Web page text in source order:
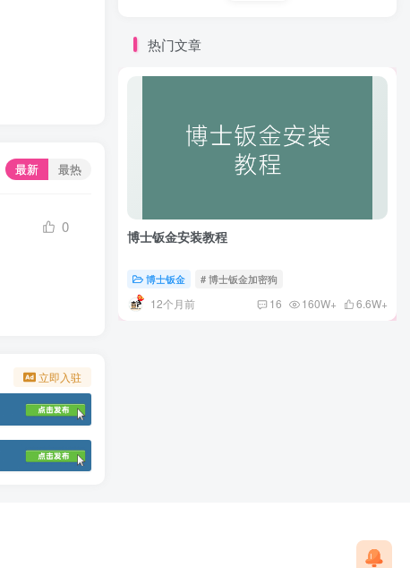
最新 最热
0
立即入驻
热门文章
博士钣金安装教程
博士钣金 # 博士钣金加密狗
12个月前 16 160W+ 6.6W+